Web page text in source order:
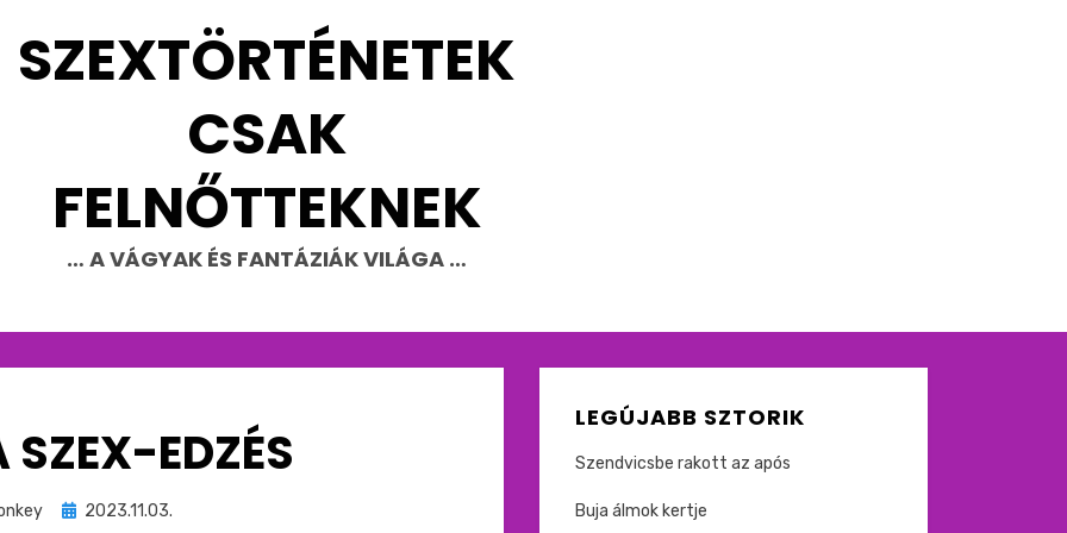
SZEXTÖRTÉNETEK
CSAK
FELNŐTTEKNEK
… A VÁGYAK ÉS FANTÁZIÁK VILÁGA …
SZEX-EDZÉS
Beküldve
2023.11.03.
LEGÚJABB SZTORIK
Szendvicsbe rakott az após
Buja álmok kertje